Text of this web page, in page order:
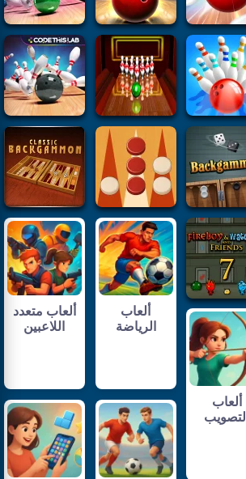
ألعاب
الرياضة
ألعاب متعدد
اللاعبين
ألعاب
التصويب